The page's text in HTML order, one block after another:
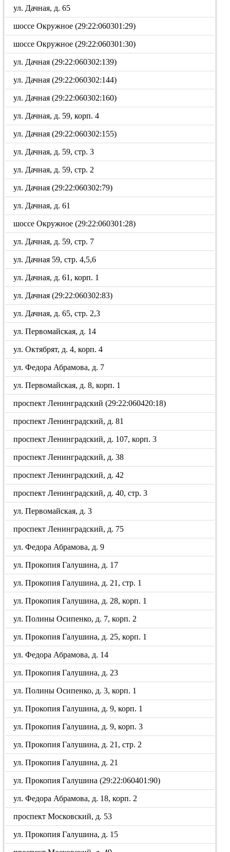
ул. Дачная, д. 65
шоссе Окружное (29:22:060301:29)
шоссе Окружное (29:22:060301:30)
ул. Дачная (29:22:060302:139)
ул. Дачная (29:22:060302:144)
ул. Дачная (29:22:060302:160)
ул. Дачная, д. 59, корп. 4
ул. Дачная (29:22:060302:155)
ул. Дачная, д. 59, стр. 3
ул. Дачная, д. 59, стр. 2
ул. Дачная (29:22:060302:79)
ул. Дачная, д. 61
шоссе Окружное (29:22:060301:28)
ул. Дачная, д. 59, стр. 7
ул. Дачная 59, стр. 4,5,6
ул. Дачная, д. 61, корп. 1
ул. Дачная (29:22:060302:83)
ул. Дачная, д. 65, стр. 2,3
ул. Первомайская, д. 14
ул. Октябрят, д. 4, корп. 4
ул. Федора Абрамова, д. 7
ул. Первомайская, д. 8, корп. 1
проспект Ленинградский (29:22:060420:18)
проспект Ленинградский, д. 81
проспект Ленинградский, д. 107, корп. 3
проспект Ленинградский, д. 38
проспект Ленинградский, д. 42
проспект Ленинградский, д. 40, стр. 3
ул. Первомайская, д. 3
проспект Ленинградский, д. 75
ул. Федора Абрамова, д. 9
ул. Прокопия Галушина, д. 17
ул. Прокопия Галушина, д. 21, стр. 1
ул. Прокопия Галушина, д. 28, корп. 1
ул. Полины Осипенко, д. 7, корп. 2
ул. Прокопия Галушина, д. 25, корп. 1
ул. Федора Абрамова, д. 14
ул. Прокопия Галушина, д. 23
ул. Полины Осипенко, д. 3, корп. 1
ул. Прокопия Галушина, д. 9, корп. 1
ул. Прокопия Галушина, д. 9, корп. 3
ул. Прокопия Галушина, д. 21, стр. 2
ул. Прокопия Галушина, д. 21
ул. Прокопия Галушина (29:22:060401:90)
ул. Федора Абрамова, д. 18, корп. 2
проспект Московский, д. 53
ул. Прокопия Галушина, д. 15